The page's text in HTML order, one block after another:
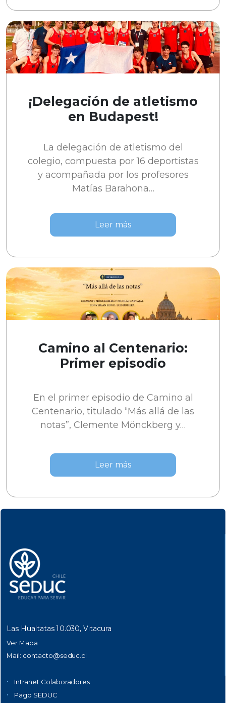
¡Delegación de atletismo
en Budapest!
La delegación de atletismo del
colegio, compuesta por 16 deportistas
y acompañada por los profesores
Matías Barahona…
Leer más
Camino al Centenario:
Primer episodio
En el primer episodio de Camino al
Centenario, titulado “Más allá de las
notas”, Clemente Mönckberg y…
Leer más
Las Hualtatas 10.030, Vitacura
Ver Mapa
Mail: contacto@seduc.cl
Intranet Colaboradores
Pago SEDUC